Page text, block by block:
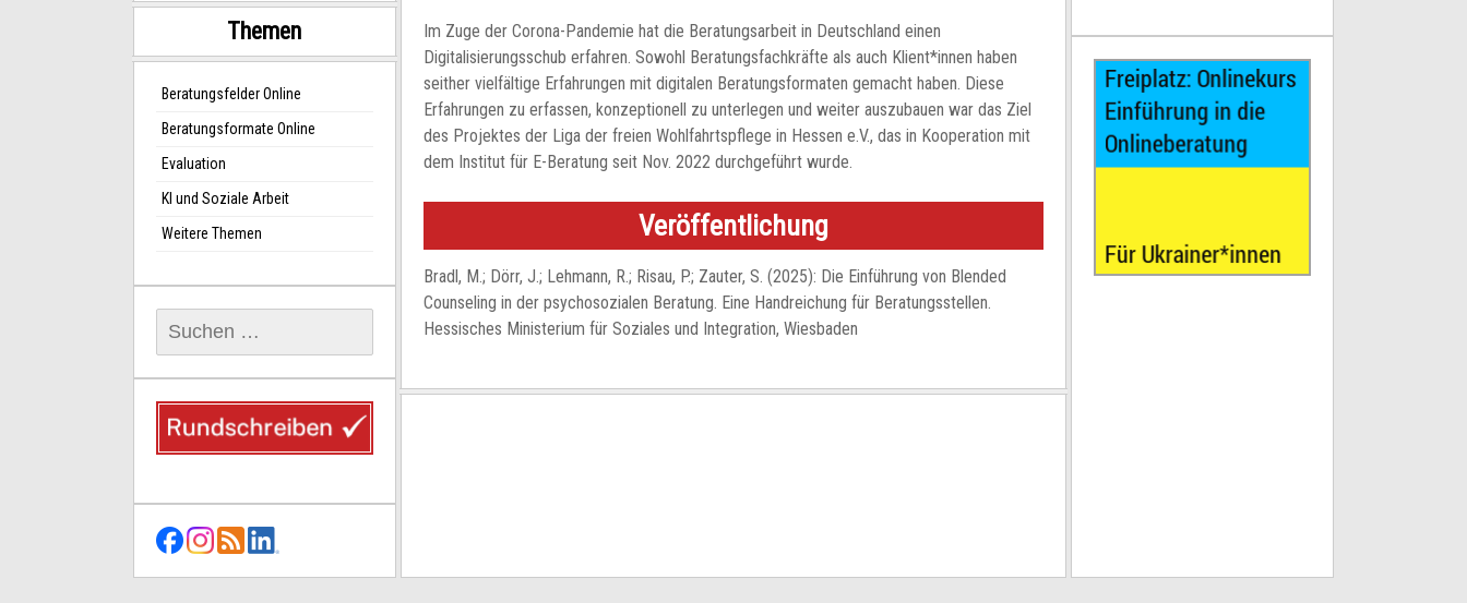
Im Zuge der Corona-Pandemie hat die Beratungsarbeit in Deutschland einen
Digitalisierungsschub erfahren. Sowohl Beratungsfachkräfte als auch Klient*innen haben
seither vielfältige Erfahrungen mit digitalen Beratungsformaten gemacht haben. Diese
Erfahrungen zu erfassen, konzeptionell zu unterlegen und weiter auszubauen war das Ziel
des Projektes der Liga der freien Wohlfahrtspflege in Hessen e.V., das in Kooperation mit
dem Institut für E-Beratung seit Nov. 2022 durchgeführt wurde.
Veröffentlichung
Bradl, M.; Dörr, J.; Lehmann, R.; Risau, P.; Zauter, S. (2025): Die Einführung von Blended
Counseling in der psychosozialen Beratung. Eine Handreichung für Beratungsstellen.
Hessisches Ministerium für Soziales und Integration, Wiesbaden
Themen
Beratungsfelder Online
Beratungsformate Online
Evaluation
KI und Soziale Arbeit
Weitere Themen
nach: